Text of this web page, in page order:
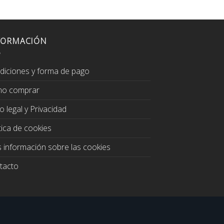
y forma de pago
comprar
legal y Privacidad
de cookies
información sobre las cookies